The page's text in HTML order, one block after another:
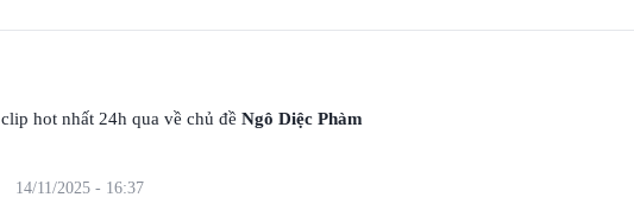
hot nhất 24h qua về chủ đề Ngô Diệc Phàm
14/11/2025 - 16:37